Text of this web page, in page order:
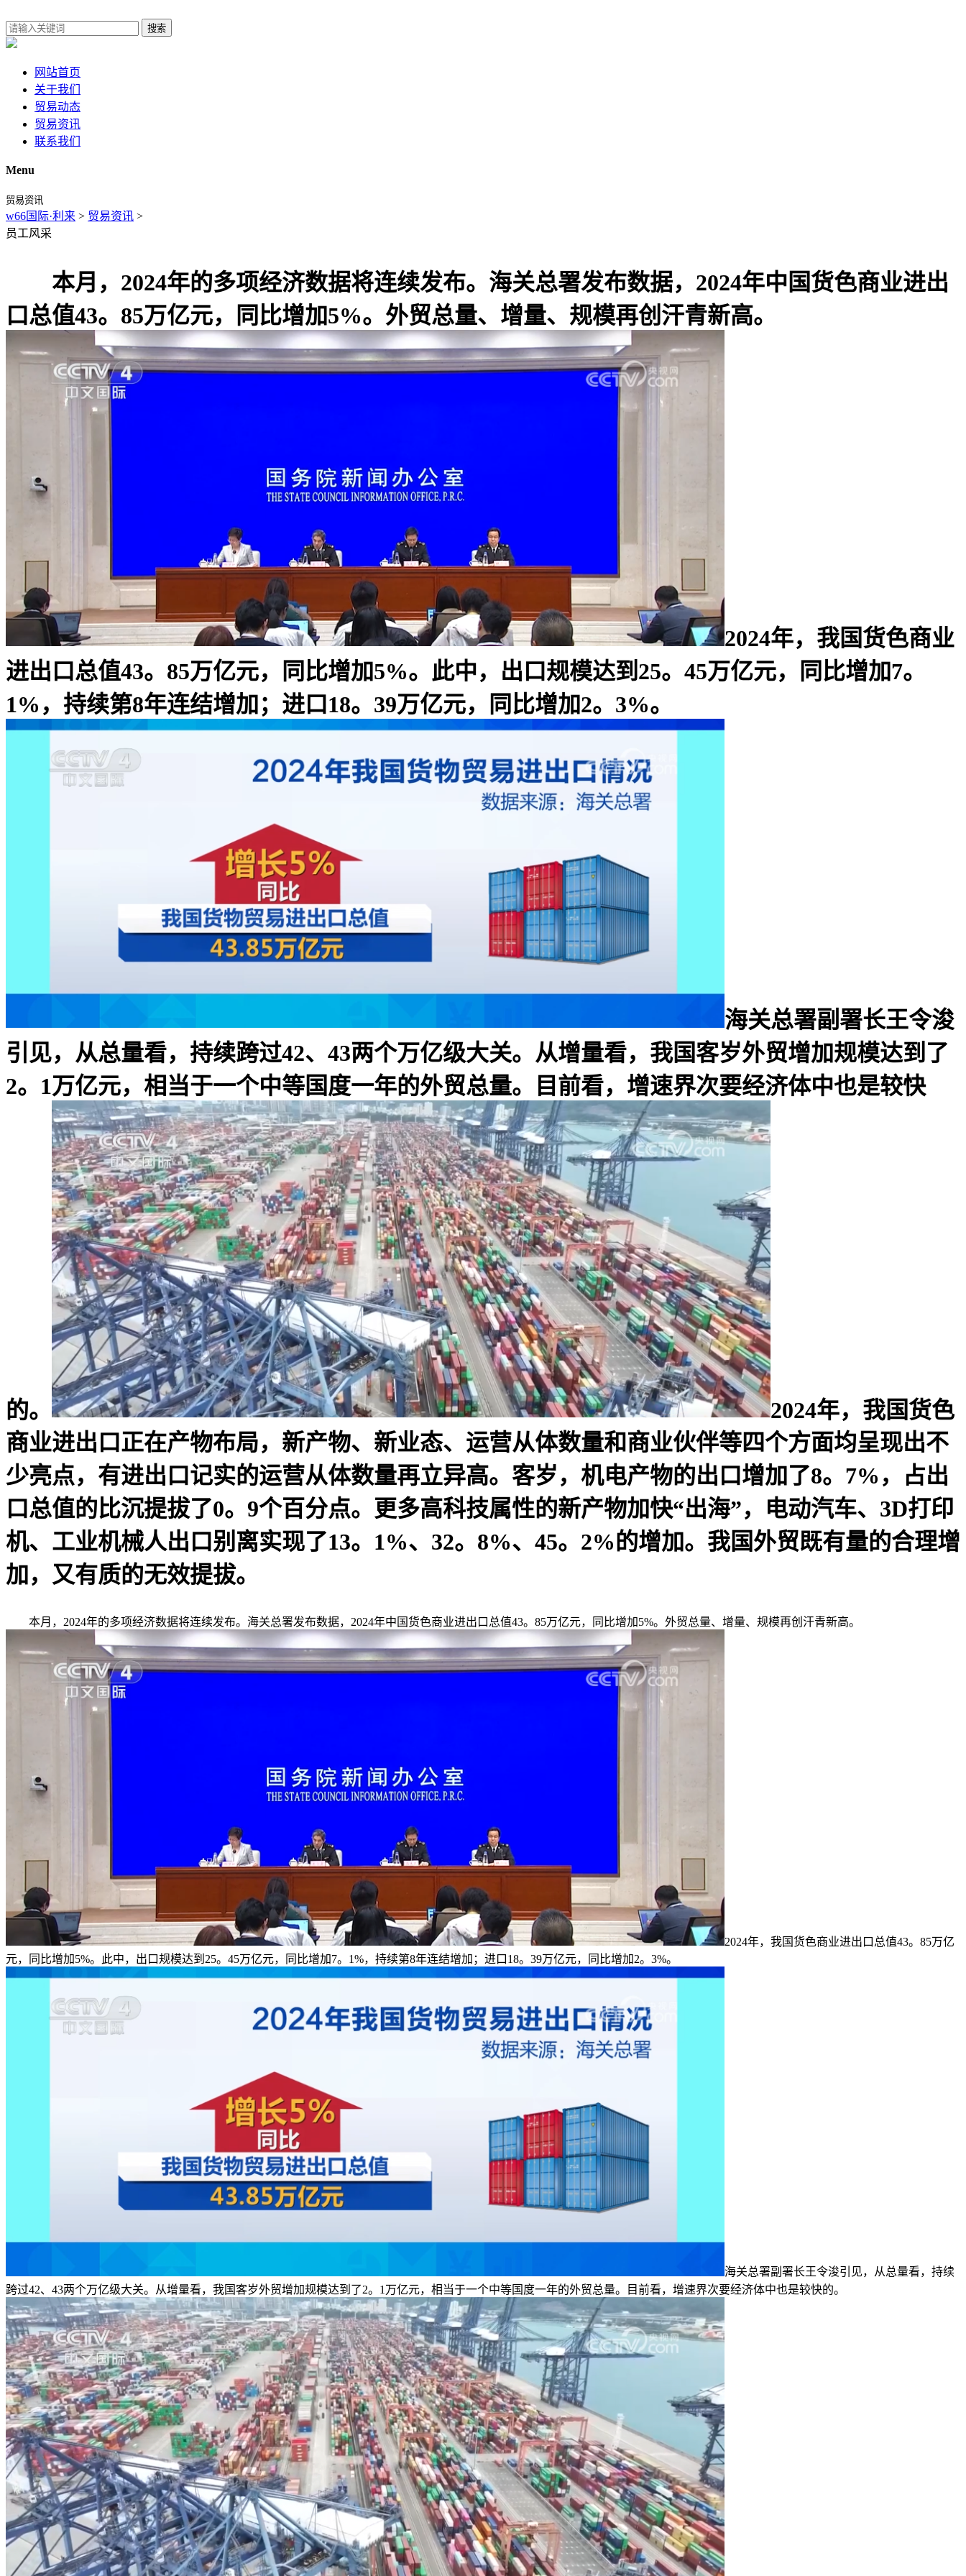
搜索
网站首页
关于我们
贸易动态
贸易资讯
联系我们
Menu
贸易资讯
w66国际·利来 > 贸易资讯 >
员工风采
本月，2024年的多项经济数据将连续发布。海关总署发布数据，2024年中国货色商业进出
口总值43。85万亿元，同比增加5%。外贸总量、增量、规模再创汗青新高。
2024年，我国货色商业
进出口总值43。85万亿元，同比增加5%。此中，出口规模达到25。45万亿元，同比增加7。
1%，持续第8年连结增加；进口18。39万亿元，同比增加2。3%。
海关总署副署长王令浚
引见，从总量看，持续跨过42、43两个万亿级大关。从增量看，我国客岁外贸增加规模达到了
2。1万亿元，相当于一个中等国度一年的外贸总量。目前看，增速界次要经济体中也是较快
的。
2024年，我国货色
商业进出口正在产物布局，新产物、新业态、运营从体数量和商业伙伴等四个方面均呈现出不
少亮点，有进出口记实的运营从体数量再立异高。客岁，机电产物的出口增加了8。7%，占出
口总值的比沉提拔了0。9个百分点。更多高科技属性的新产物加快“出海”，电动汽车、3D打印
机、工业机械人出口别离实现了13。1%、32。8%、45。2%的增加。我国外贸既有量的合理增
加，又有质的无效提拔。
本月，2024年的多项经济数据将连续发布。海关总署发布数据，2024年中国货色商业进出口总值43。85万亿元，同比增加5%。外贸总量、增量、规模再创汗青新高。
2024年，我国货色商业进出口总值43。85万亿
元，同比增加5%。此中，出口规模达到25。45万亿元，同比增加7。1%，持续第8年连结增加；进口18。39万亿元，同比增加2。3%。
海关总署副署长王令浚引见，从总量看，持续
跨过42、43两个万亿级大关。从增量看，我国客岁外贸增加规模达到了2。1万亿元，相当于一个中等国度一年的外贸总量。目前看，增速界次要经济体中也是较快的。